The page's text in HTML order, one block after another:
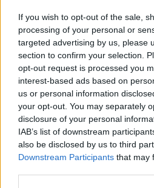
If you wish to opt-out of the sale,
processing of your personal or
targeted advertising by us, please
section to confirm your selection.
opt-out request is processed you
interest-based ads based on
us or personal information
your opt-out. You may separately
disclosure of your personal
IAB’s list of downstream
also be disclosed by us to third
Downstream Participants that may
Ένα υπερσύγχρονο μηχάνημα
αποκατάστασης δώρισε η
Αττικής στο Γηροκομείο
συμβάλει στη βελτίωση των
υγειονομικών υπηρεσιών της
προσφορά του μηχανήματος ο
Αττικής Γ. Πατούλης
το Γηροκομείο Πειραιώς,
την Αντιπεριφερειάρχη
κ. Πατούλης υποδέχθηκε ο
Μητροπολίτης
Πειραιώς και Πρόεδρος του
20.09.2021 - 16.46